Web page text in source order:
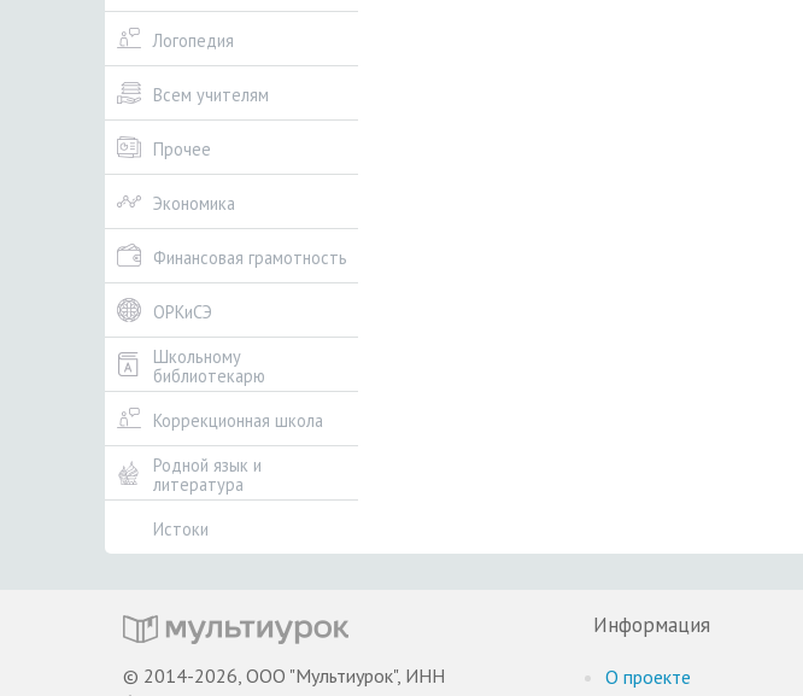
Логопедия
Всем учителям
Прочее
Экономика
Финансовая грамотность
ОРКиСЭ
Школьному
библиотекарю
Коррекционная школа
Родной язык и
литература
Истоки
© 2014-2026, ООО "Мультиурок", ИНН
Информация
О проекте